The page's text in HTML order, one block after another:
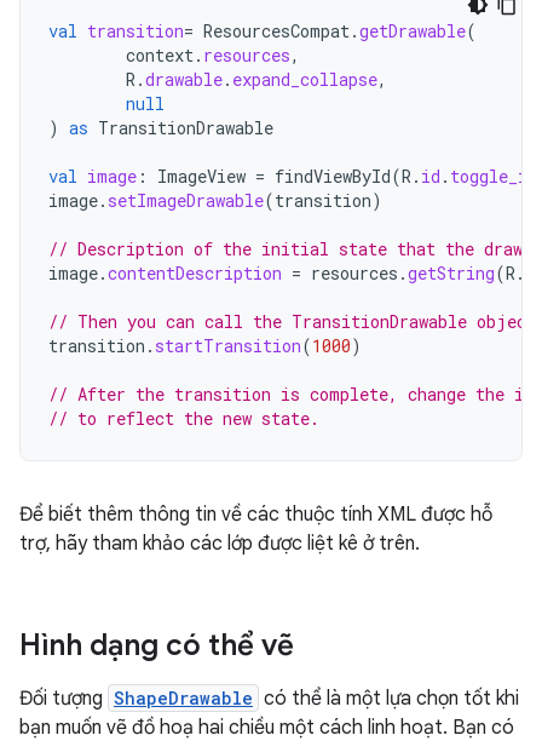
val transition= ResourcesCompat.getDrawable(
context. resources,
R .drawable. expand_collapse,
null
) as TransitionDrawable
val image : ImageView = findViewById(R . id .
image. setImageDrawable(transition)
// Description of the initial state that the
image.contentDescription = resources .getString(R .
// Then you can call the TransitionDrawable
transition . startTransition(1000)
// After the transition is complete, change the
// to reflect the new state.
Để biết thêm thông tin về các thuộc tính XML được hỗ
trợ, hãy tham khảo các lớp được liệt kê ở trên.
Hình dạng có thể vẽ
Đối tượng ShapeDrawable có thể là một lựa chọn tốt khi
bạn muốn vẽ đồ hoạ hai chiều một cách linh hoạt. Bạn có